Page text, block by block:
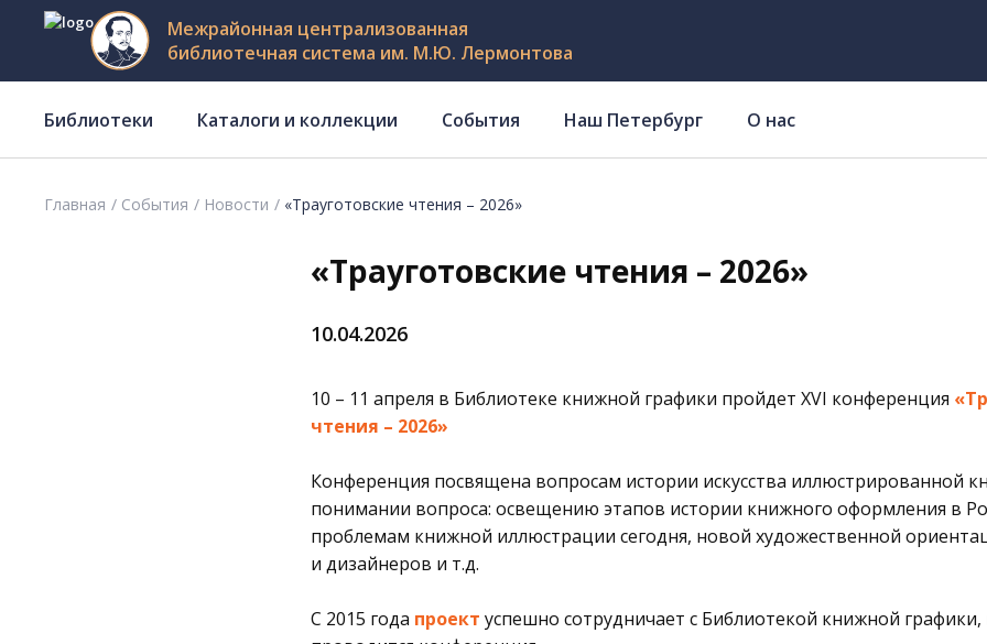
Межрайонная централизованная
библиотечная система им. М.Ю. Лермонтова
Библиотеки Каталоги и коллекции События Наш Петербург О нас
Главная События Новости «Трауготовские чтения – 2026»
«Трауготовские чтения – 2026»
10.04.2026
10 – 11 апреля в Библиотеке книжной графики пройдет XVI конференция
чтения – 2026»
Конференция посвящена вопросам истории искусства иллюстрированной
понимании вопроса: освещению этапов истории книжного оформления в
проблемам книжной иллюстрации сегодня, новой художественной
и дизайнеров и т.д.
С 2015 года проект успешно сотрудничает с Библиотекой книжной графики,